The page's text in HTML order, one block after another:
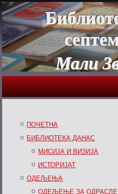
Мали
ПОЧЕТНА
БИБЛИОТЕКА ДАНАС
МИСИЈА И ВИЗИЈА
ИСТОРИЈАТ
ОДЕЉЕЊА
ОДЕЉЕЊЕ ЗА ОДРАСЛЕ